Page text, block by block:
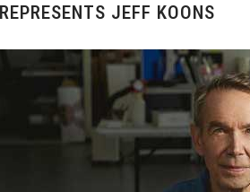
JEFF KOONS